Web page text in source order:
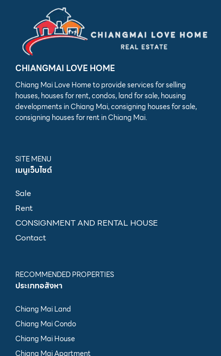
CHIANGMAI LOVE HOME
Chiang Mai Love Home to provide services for selling
houses, houses for rent, condos, land for sale, housing
developments in Chiang Mai, consigning houses for sale,
consigning houses for rent in Chiang Mai.
SITE MENU
เมนูเว็บไซต์
Sale
Rent
CONSIGNMENT AND RENTAL HOUSE
Contact
RECOMMENDED PROPERTIES
ประเภทอสังหา
Chiang Mai Land
Chiang Mai Condo
Chiang Mai House
Chiang Mai Apartment